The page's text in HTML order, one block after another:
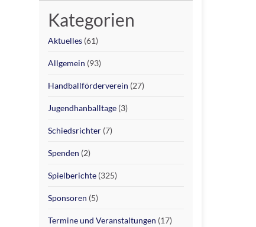
Kategorien
Aktuelles (61)
Allgemein (93)
Handballförderverein (27)
Jugendhanballtage (3)
Schiedsrichter (7)
Spenden (2)
Spielberichte (325)
Sponsoren (5)
Termine und Veranstaltungen (17)